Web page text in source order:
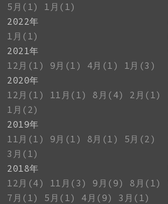
5月(1)
1月(1)
2022年
1月(1)
2021年
12月(1)
9月(1) 4月(1)
1月(3)
2020年
12月(1)
11月(1) 8月(4)
2月(1)
1月(2)
2019年
11月(1)
9月(1) 8月(1)
5月(2)
3月(1)
2018年
12月(4)
11月(3) 9月(9)
8月(1)
7月(1)
5月(1) 4月(9)
3月(1)